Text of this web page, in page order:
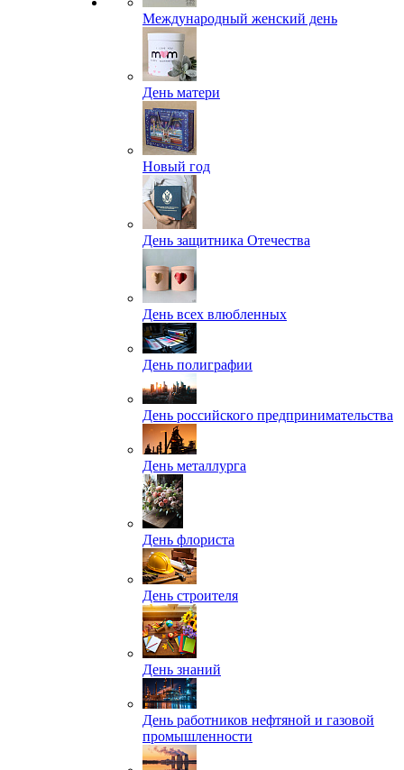
Международный женский день
День матери
Новый год
День защитника Отечества
День всех влюбленных
День полиграфии
День российского предпринимательства
День металлурга
День флориста
День строителя
День знаний
День работников нефтяной и газовой
промышленности